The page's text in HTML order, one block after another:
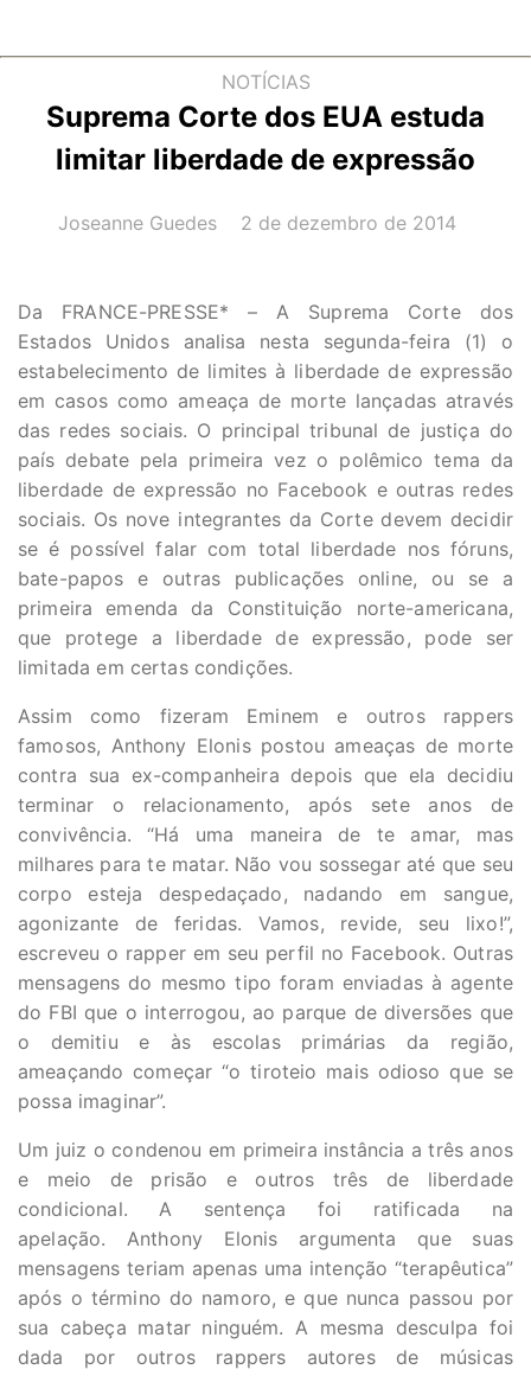
NOTÍCIAS
Suprema Corte dos EUA estuda
limitar liberdade de expressão
AUTOR(A):
Joseanne Guedes DATA:
2 de dezembro de 2014
Da FRANCE-PRESSE* – A Suprema Corte dos
Estados Unidos analisa nesta segunda-feira (1) o
estabelecimento de limites à liberdade de expressão
em casos como ameaça de morte lançadas através
das redes sociais. O principal tribunal de justiça do
país debate pela primeira vez o polêmico tema da
liberdade de expressão no Facebook e outras redes
sociais. Os nove integrantes da Corte devem decidir
se é possível falar com total liberdade nos fóruns,
bate-papos e outras publicações online, ou se a
primeira emenda da Constituição norte-americana,
que protege a liberdade de expressão, pode ser
limitada em certas condições.
Assim como fizeram Eminem e outros rappers
famosos, Anthony Elonis postou ameaças de morte
contra sua ex-companheira depois que ela decidiu
terminar o relacionamento, após sete anos de
convivência. “Há uma maneira de te amar, mas
milhares para te matar. Não vou sossegar até que seu
corpo esteja despedaçado, nadando em sangue,
agonizante de feridas. Vamos, revide, seu lixo!”,
escreveu o rapper em seu perfil no Facebook. Outras
mensagens do mesmo tipo foram enviadas à agente
do FBI que o interrogou, ao parque de diversões que
o demitiu e às escolas primárias da região,
ameaçando começar “o tiroteio mais odioso que se
possa imaginar”.
Um juiz o condenou em primeira instância a três anos
e meio de prisão e outros três de liberdade
condicional. A sentença foi ratificada na
apelação. Anthony Elonis argumenta que suas
mensagens teriam apenas uma intenção “terapêutica”
após o término do namoro, e que nunca passou por
sua cabeça matar ninguém. A mesma desculpa foi
dada por outros rappers autores de músicas